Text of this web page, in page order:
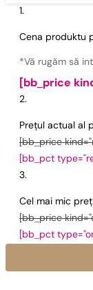
Cena produktu
*Vă rugăm să
[bb_price
Prețul actual al
[bb_price
[bb_pct
Cel mai mic
[bb_price
[bb_pct